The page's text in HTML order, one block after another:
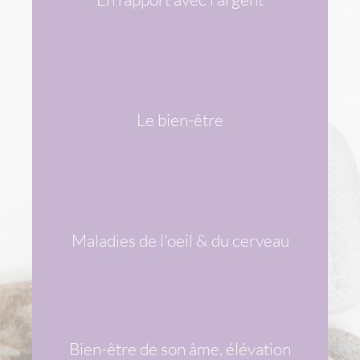
& LES PIERRES ASSOCIÉES
Le bien-être
VOIR LES DIFFÉRENTS SYMPTÔMES
& LES PIERRES ASSOCIÉES
Maladies de l'oeil & du cerveau
VOIR LES DIFFÉRENTS SYMPTÔMES
& LES PIERRES ASSOCIÉES
Bien-être de son âme, élévation